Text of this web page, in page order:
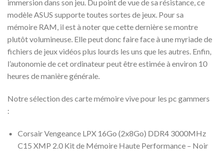
immersion dans son jeu. Du point de vue de sa résistance, ce
modèle ASUS supporte toutes sortes de jeux. Pour sa
mémoire RAM, il est à noter que cette dernière se montre
plutôt volumineuse. Elle peut donc faire face à une myriade de
fichiers de jeux vidéos plus lourds les uns que les autres. Enfin,
l’autonomie de cet ordinateur peut être estimée à environ 10
heures de manière générale.
Notre sélection des carte mémoire vive pour les pc gammers
:
Corsair Vengeance LPX 16Go (2x8Go) DDR4 3000MHz
C15 XMP 2.0 Kit de Mémoire Haute Performance – Noir